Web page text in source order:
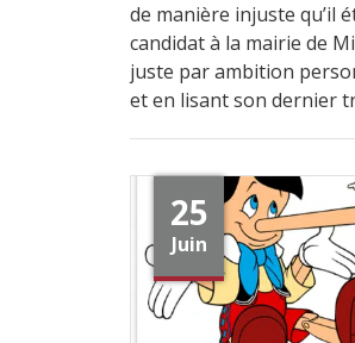
de manière injuste qu’il
candidat à la mairie de
juste par ambition
et en lisant son dernier
25
Juin